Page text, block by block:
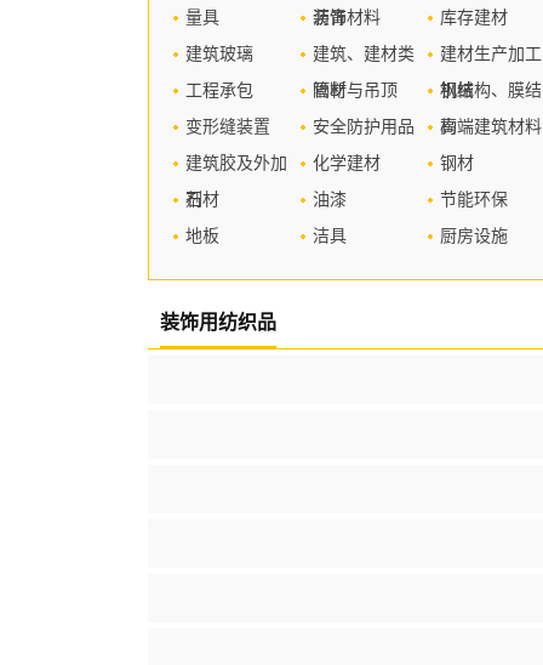
装饰材料
量具 沥青 库存建材
建筑玻璃
建筑、建材类
管材
建材生产加工
机械
工程承包 隔断与吊顶
钢结构、膜结
构
变形缝装置
安全防护用品 高端建筑材料
建筑胶及外加
剂
化学建材 钢材
石材
油漆 节能环保
地板
洁具 厨房设施
装饰用纺织品